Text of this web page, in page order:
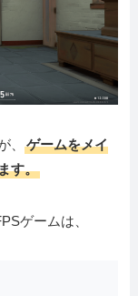
、ゲームをメイ
す。
ゲームは、